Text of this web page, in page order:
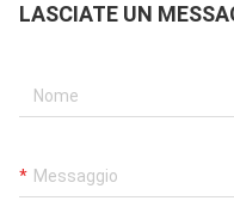
LASCIATE UN